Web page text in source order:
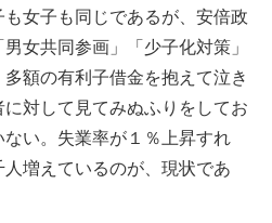
女子も同じであるが、安倍政
女共同参画」「少子化対策」
額の有利子借金を抱えて泣き
対して見てみぬふりをしてお
い。失業率が１％上昇すれ
増えているのが、現状であ